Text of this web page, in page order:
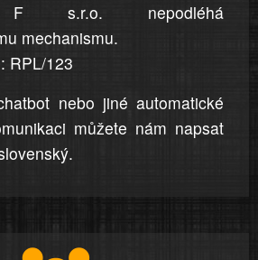
F s.r.o. nepodléhá
mechanismu.
RPL/123
nebo jiné automatické
můžete nám napsat